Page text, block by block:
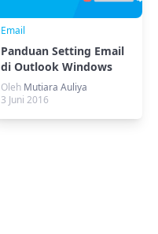
Email
Panduan Setting Email
di Outlook Windows
Oleh Mutiara Auliya
3 Juni 2016